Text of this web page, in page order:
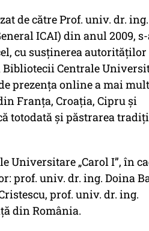
de către Prof. univ. dr. ing.
ICAI) din anul 2009,
cu susţinerea autorităţilor
Centrale
prezenţa online a mai
Franța, Croația, Cipru şi
totodată și păstrarea
Universitare „Carol I”, în
prof. univ. dr. ing. Doina
prof. univ. dr. ing.
din România.